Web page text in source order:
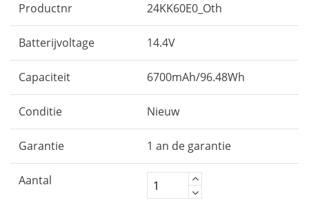
Productnr 24KK60E0_Oth
Batterijvoltage 14.4V
Capaciteit 6700mAh/96.48Wh
Conditie Nieuw
Garantie 1 an de garantie
Aantal